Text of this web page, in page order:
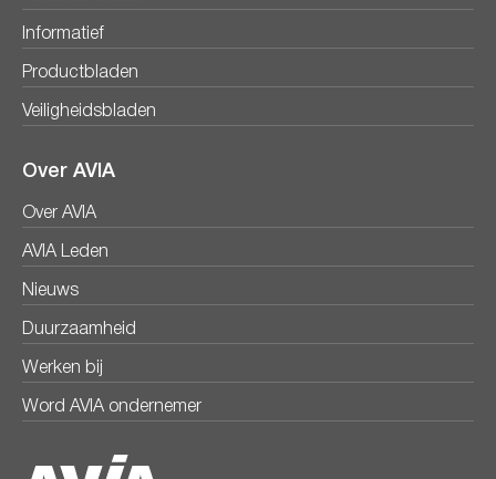
Informatief
Productbladen
Veiligheidsbladen
Over AVIA
Over AVIA
AVIA Leden
Nieuws
Duurzaamheid
Werken bij
Word AVIA ondernemer